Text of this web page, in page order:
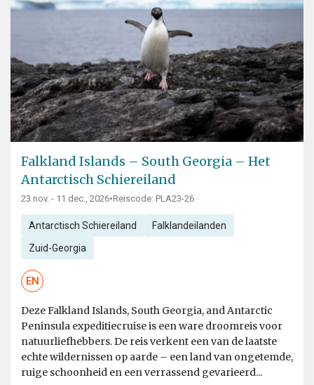
Falkland Islands – South Georgia – Het
Antarctisch Schiereiland
23 nov. - 11 dec., 2026•Reiscode: PLA23-26
Antarctisch Schiereiland Falklandeilanden
Zuid-Georgia
EN
Deze Falkland Islands, South Georgia, and Antarctic
Peninsula expeditiecruise is een ware droomreis voor
natuurliefhebbers. De reis verkent een van de laatste
echte wildernissen op aarde – een land van ongetemde,
ruige schoonheid en een verrassend gevarieerd...